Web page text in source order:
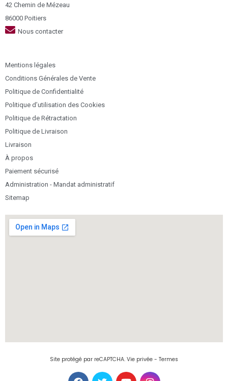
42 Chemin de Mézeau
86000 Poitiers
Nous contacter
Mentions légales
Conditions Générales de Vente
Politique de Confidentialité
Politique d’utilisation des Cookies
Politique de Rétractation
Politique de Livraison
Livraison
À propos
Paiement sécurisé
Administration - Mandat administratif
Sitemap
Site protégé par reCAPTCHA. Vie privée - Termes